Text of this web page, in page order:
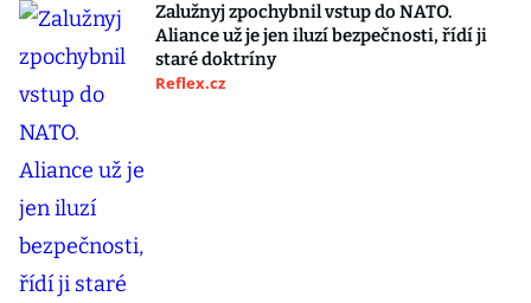
Zalužnyj zpochybnil vstup do NATO.
Aliance už je jen iluzí bezpečnosti, řídí ji
staré doktríny
Reflex.cz